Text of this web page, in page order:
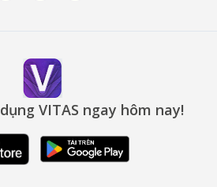
VITAS ngay hôm nay!